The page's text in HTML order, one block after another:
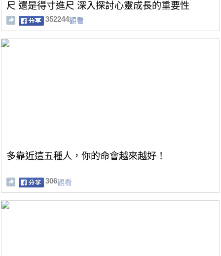
尺 還是得寸進尺 深入探討心靈成長的重要性
352244觀看
多靠近這五種人，你的命會越來越好！
306觀看